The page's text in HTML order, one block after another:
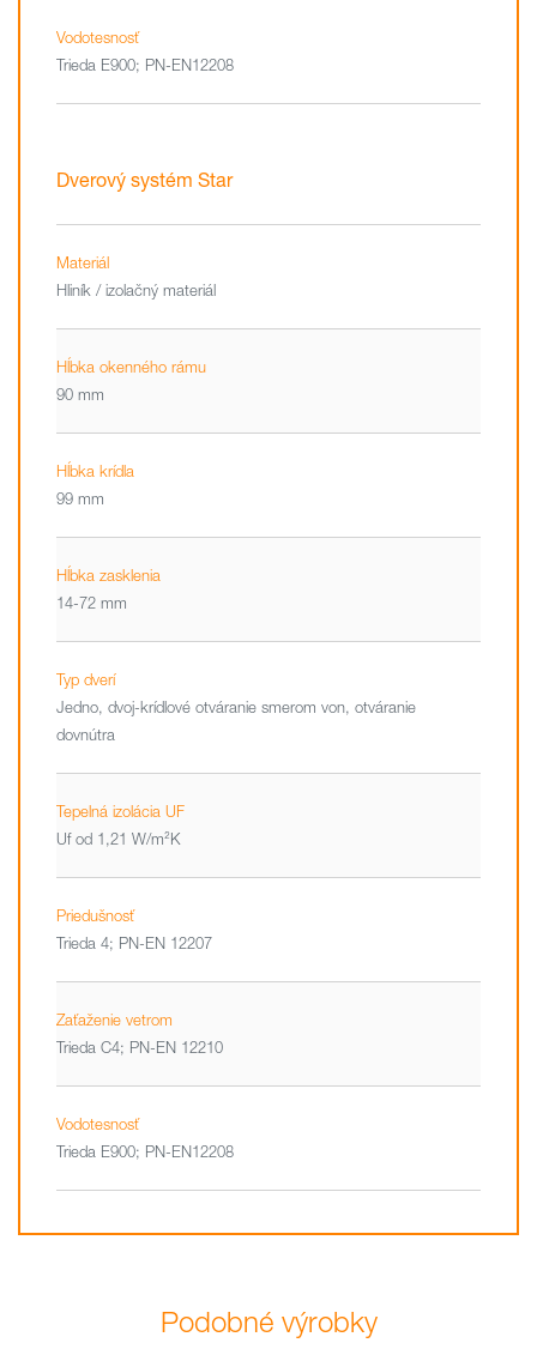
Vodotesnosť
Trieda E900; PN-EN12208
Dverový systém Star
Materiál
Hliník / izolačný materiál
Hĺbka okenného rámu
90 mm
Hĺbka krídla
99 mm
Hĺbka zasklenia
14-72 mm
Typ dverí
Jedno, dvoj-krídlové otváranie smerom von, otváranie
dovnútra
Tepelná izolácia UF
Uf od 1,21 W/m²K
Priedušnosť
Trieda 4; PN-EN 12207
Zaťaženie vetrom
Trieda C4; PN-EN 12210
Vodotesnosť
Trieda E900; PN-EN12208
Podobné výrobky